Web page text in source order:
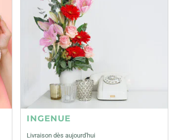
INGENUE
Livraison dès aujourd'hui